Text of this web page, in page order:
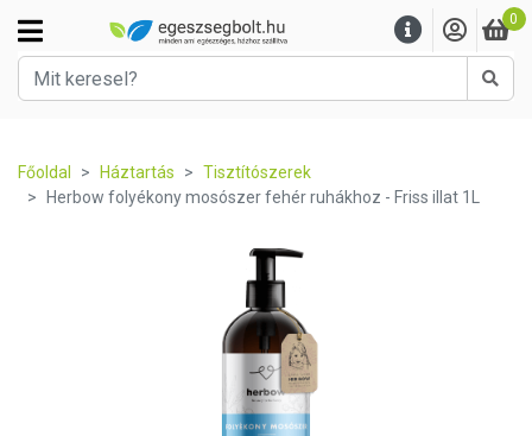
0
Főoldal Háztartás
Tisztítószerek
Herbow folyékony mosószer fehér ruhákhoz - Friss illat 1L